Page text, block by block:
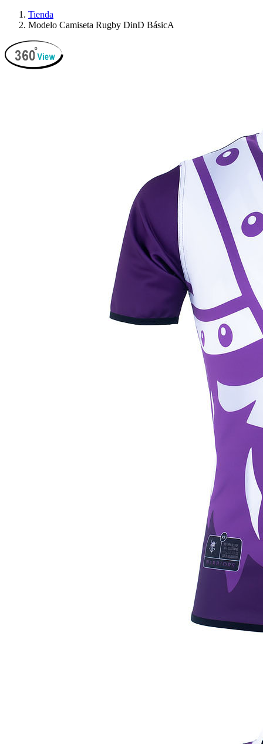
Tienda
Modelo Camiseta Rugby DinD BásicA